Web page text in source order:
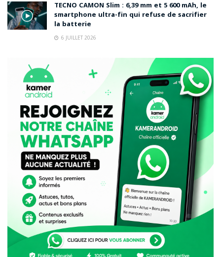
TECNO CAMON Slim : 6,39 mm et 5 600 mAh, le
smartphone ultra-fin qui refuse de sacrifier
la batterie
6 JUILLET 2026